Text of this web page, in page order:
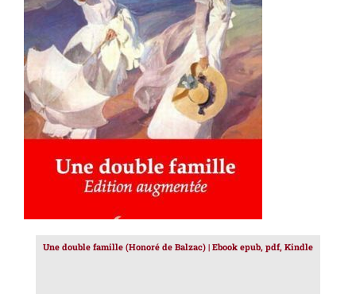
AJOUTER AU PANIER / DÉTAILS
Une double famille (Honoré de Balzac) | Ebook epub, pdf, Kindle